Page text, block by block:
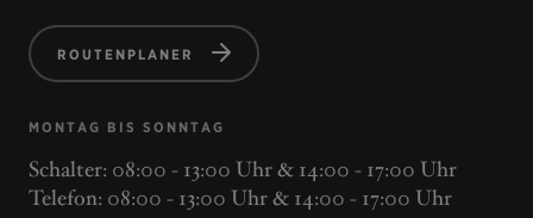
ROUTENPLANER
MONTAG BIS SONNTAG
Schalter: 08:00 - 13:00 Uhr & 14:00 - 17:00 Uhr
Telefon: 08:00 - 13:00 Uhr & 14:00 - 17:00 Uhr